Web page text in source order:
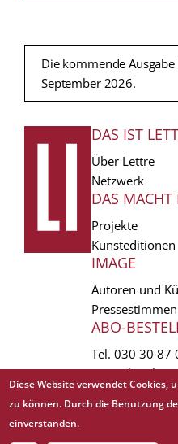
Die kommende
September 2026.
FUSSZEILE
DAS IST
Über Lettre
Netzwerk
DAS MACHT
Projekte
Kunsteditionen
IMAGE
Autoren und
Pressestimmen
ABO-
Tel. 030 30 87
Copyright © 1988 - 2026 Lettre
Diese Website verwendet
zu können. Durch die Benutzung
einverstanden.